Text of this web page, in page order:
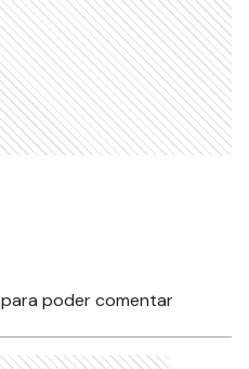
para poder comentar